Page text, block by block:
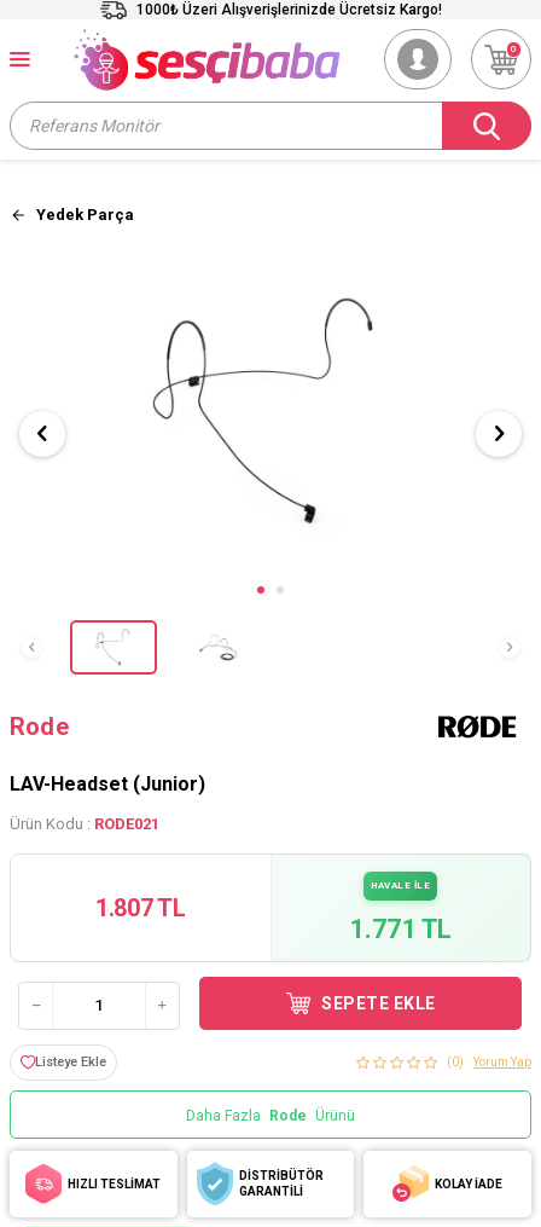
1000₺ Üzeri Alışverişlerinizde Ücretsiz Kargo!
0
Yedek Parça
Rode
LAV-Headset (Junior)
Ürün Kodu : RODE021
1.807 TL
HAVALE İLE
1.771 TL
SEPETE EKLE
Listeye Ekle (0) Yorum Yap
Daha Fazla Rode Ürünü
HIZLI TESLİMAT
DİSTRİBÜTÖR
GARANTİLİ
KOLAY İADE